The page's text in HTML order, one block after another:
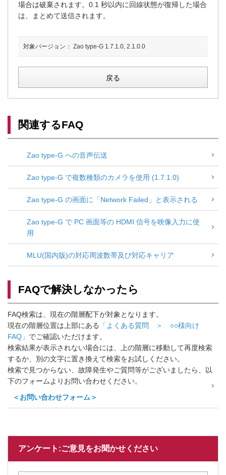
場合は破棄されます。0.1 秒以内に回線状態が復帰した場合
は、まとめて送信されます。
対象バージョン： Zao type-G 1.7.1.0, 2.1.0.0
戻る
関連するFAQ
Zao type-G への音声伝送
Zao type-G で複数種類のカメラを使用 (1.7.1.0)
Zao type-G の画面に「Network Failed」と表示される
Zao type-G で PC 画面等の HDMI 信号を映像入力に使
用
MLU(国内版)の対応周波数帯及び対応キャリア
FAQで解決しなかったら
FAQ検索は、現在の階層配下が対象となります。
現在の階層位置は上部にある
「よくある質問 ＞ ○○様向け
FAQ」 でご確認いただけます。
検索結果が表示されない場合には、上の階層に移動して再度検索
するか、別の文字に置き換えて検索をお試しください。
検索で見つからない、故障発生やご質問等がございましたら、以
下のフォームよりお問い合わせください。
＜お問い合わせフォーム＞
アンケート:ご意見をお聞かせください